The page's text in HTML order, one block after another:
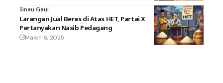
Sinau Gaul
Larangan Jual Beras di Atas HET, Partai X
Pertanyakan Nasib Pedagang
March 6, 2025